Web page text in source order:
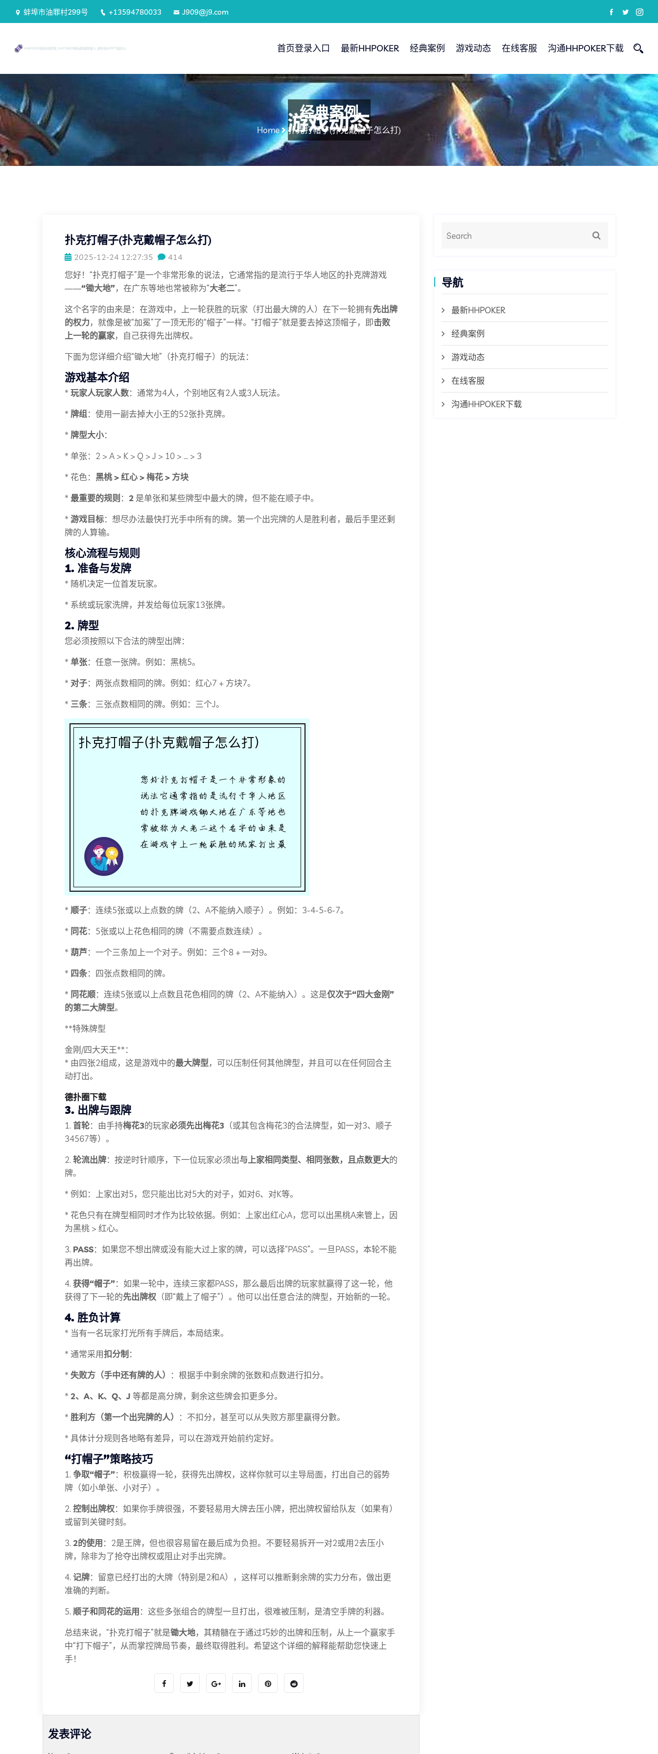
蚌埠市油罪村299号 +13594780033 J909@j9.com
首页登录入口 最新HHPOKER 经典案例 游戏动态 在线客服 沟通HHPOKER下载
经典案例
Home 扑克打帽子(扑克戴帽子怎么打)
扑克打帽子(扑克戴帽子怎么打)
2025-12-24 12:27:35 414
您好！“扑克打帽子”是一个非常形象的说法，它通常指的是流行于华人地区的扑克牌游戏
——“锄大地”，在广东等地也常被称为“大老二”。
这个名字的由来是：在游戏中，上一轮获胜的玩家（打出最大牌的人）在下一轮拥有先出牌
的权力，就像是被“加冕”了一顶无形的“帽子”一样。“打帽子”就是要去掉这顶帽子，即击败
上一轮的赢家，自己获得先出牌权。
下面为您详细介绍“锄大地”（扑克打帽子）的玩法：
游戏基本介绍
* 玩家人玩家人数：通常为4人，个别地区有2人或3人玩法。
* 牌组 ：使用一副去掉大小王的52张扑克牌。
* 牌型大小：
* 单张：2 > A > K > Q > J > 10 > ... > 3
* 花色： 黑桃 > 红心 > 梅花 > 方块
* 最重要的规则 ： 2 是单张和某些牌型中最大的牌，但不能在顺子中。
* 游戏目标：想尽办法最快打光手中所有的牌。第一个出完牌的人是胜利者，最后手里还剩
牌的人算输。
核心流程与规则
1. 准备与发牌
* 随机决定一位首发玩家。
* 系统或玩家洗牌，并发给每位玩家13张牌。
2. 牌型
您必须按照以下合法的牌型出牌：
* 单张：任意一张牌。例如：黑桃5。
* 对子：两张点数相同的牌。例如：红心7 + 方块7。
* 三条：三张点数相同的牌。例如：三个J。
* 顺子：连续5张或以上点数的牌（2、A不能纳入顺子）。例如：3-4-5-6-7。
* 同花：5张或以上花色相同的牌（不需要点数连续）。
* 葫芦：一个三条加上一个对子。例如：三个8 + 一对9。
* 四条：四张点数相同的牌。
* 同花顺：连续5张或以上点数且花色相同的牌（2、A不能纳入）。这是仅次于“四大金刚”
的第二大牌型。
**特殊牌型
金刚/四大天王**：
* 由四张2组成，这是游戏中的最大牌型，可以压制任何其他牌型，并且可以在任何回合主
动打出。
德扑圈下载
3. 出牌与跟牌
1. 首轮：由手持梅花3的玩家必须先出梅花3 （或其包含梅花3的合法牌型，如一对3、顺子
34567等）。
2.轮流出牌：按逆时针顺序，下一位玩家必须出与上家相同类型、相同张数，且点数更大的
牌。
* 例如：上家出对5，您只能出比对5大的对子，如对6、对K等。
* 花色只有在牌型相同时才作为比较依据。例如：上家出红心A，您可以出黑桃A来管上，因
为黑桃 > 红心。
3. PASS：如果您不想出牌或没有能大过上家的牌，可以选择“PASS”。一旦PASS，本轮不能
再出牌。
4.获得“帽子”：如果一轮中，连续三家都PASS，那么最后出牌的玩家就赢得了这一轮，他
获得了下一轮的先出牌权 （即“戴上了帽子”）。他可以出任意合法的牌型，开始新的一轮。
4. 胜负计算
* 当有一名玩家打光所有手牌后，本局结束。
* 通常采用扣分制 ：
* 失败方（手中还有牌的人） ：根据手中剩余牌的张数和点数进行扣分。
* 2、A、K、Q、J 等都是高分牌，剩余这些牌会扣更多分。
* 胜利方（第一个出完牌的人） ：不扣分，甚至可以从失败方那里赢得分數。
* 具体计分规则各地略有差异，可以在游戏开始前约定好。
“打帽子”策略技巧
1.争取“帽子”：积极赢得一轮，获得先出牌权，这样你就可以主导局面，打出自己的弱势
牌（如小单张、小对子）。
2.控制出牌权：如果你手牌很强，不要轻易用大牌去压小牌，把出牌权留给队友（如果有）
或留到关键时刻。
3. 2的使用 ：2是王牌，但也很容易留在最后成为负担。不要轻易拆开一对2或用2去压小
牌，除非为了抢夺出牌权或阻止对手出完牌。
4.记牌：留意已经打出的大牌（特别是2和A），这样可以推断剩余牌的实力分布，做出更
准确的判断。
5. 顺子和同花的运用 ：这些多张组合的牌型一旦打出，很难被压制，是清空手牌的利器。
总结来说，“扑克打帽子”就是锄大地，其精髓在于通过巧妙的出牌和压制，从上一个赢家手
中“打下帽子”，从而掌控牌局节奏，最终取得胜利。希望这个详细的解释能帮助您快速上
手！
发表评论
导航
最新HHPOKER
经典案例
游戏动态
在线客服
沟通HHPOKER下载